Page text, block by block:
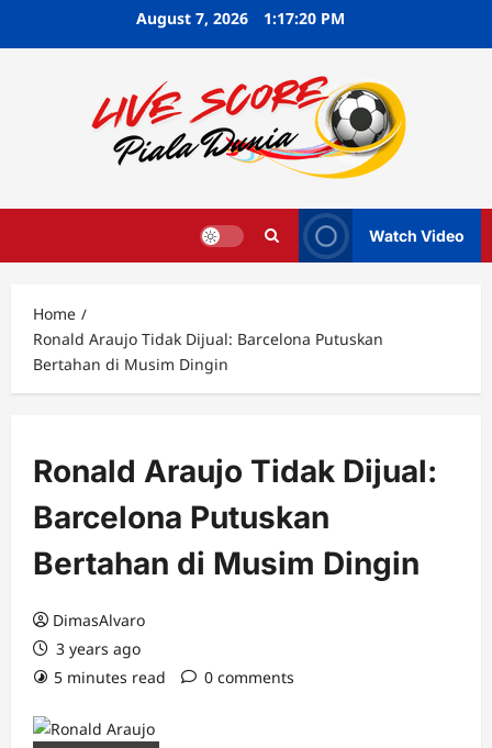
August 7, 2026 1:17:21 PM
Watch Video
Home
Ronald Araujo Tidak Dijual: Barcelona Putuskan
Bertahan di Musim Dingin
Ronald Araujo Tidak Dijual:
Barcelona Putuskan
Bertahan di Musim Dingin
DimasAlvaro
3 years ago
5 minutes read
0 comments